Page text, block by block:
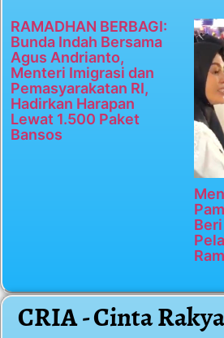
RAMADHAN BERBAGI:
Bunda Indah Bersama
Agus Andrianto,
Menteri Imigrasi dan
Pemasyarakatan RI,
Hadirkan Harapan
Lewat 1.500 Paket
Bansos
CRIA - Cinta